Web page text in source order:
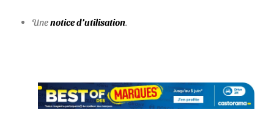
Unenotice d’utilisation.